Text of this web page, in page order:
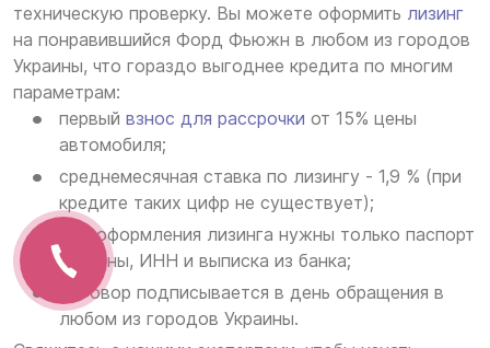
техническую проверку. Вы можете оформить лизинг
на понравившийся Форд Фьюжн в любом из городов
Украины, что гораздо выгоднее кредита по многим
параметрам:
первый взнос для рассрочки от 15% цены
автомобиля;
среднемесячная ставка по лизингу - 1,9 % (при
кредите таких цифр не существует);
для оформления лизинга нужны только паспорт
Украины, ИНН и выписка из банка;
договор подписывается в день обращения в
любом из городов Украины.